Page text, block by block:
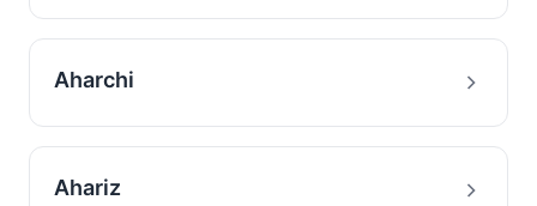
Aharchi
Ahariz